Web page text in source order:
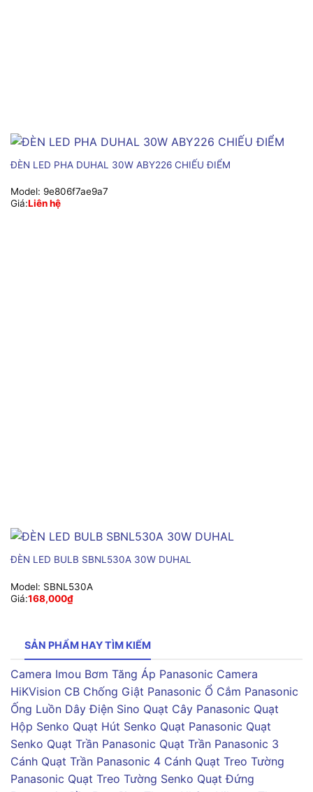
ĐÈN LED PHA DUHAL 30W ABY226 CHIẾU ĐIỂM
Model: 9e806f7ae9a7
Giá:Liên hệ
ĐÈN LED BULB SBNL530A 30W DUHAL
Model: SBNL530A
Giá:168,000₫
SẢN PHẨM HAY TÌM KIẾM
Camera Imou Bơm Tăng Áp Panasonic Camera
HiKVision CB Chống Giật Panasonic Ổ Cắm Panasonic
Ống Luồn Dây Điện Sino Quạt Cây Panasonic Quạt
Hộp Senko Quạt Hút Senko Quạt Panasonic Quạt
Senko Quạt Trần Panasonic Quạt Trần Panasonic 3
Cánh Quạt Trần Panasonic 4 Cánh Quạt Treo Tường
Panasonic Quạt Treo Tường Senko Quạt Đứng